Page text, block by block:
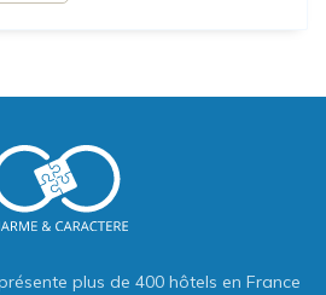
plus de 400 hôtels en France